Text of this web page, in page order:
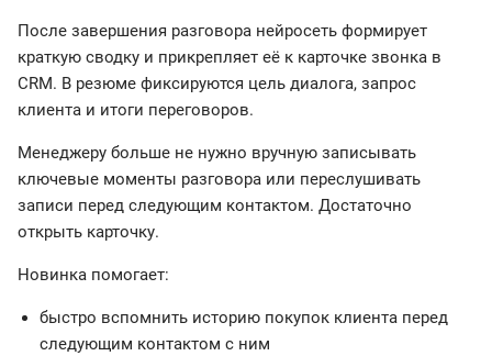
После завершения разговора нейросеть формирует
краткую сводку и прикрепляет её к карточке звонка в
CRM. В резюме фиксируются цель диалога, запрос
клиента и итоги переговоров.
Менеджеру больше не нужно вручную записывать
ключевые моменты разговора или переслушивать
записи перед следующим контактом. Достаточно
открыть карточку.
Новинка помогает:
быстро вспомнить историю покупок клиента перед
следующим контактом с ним